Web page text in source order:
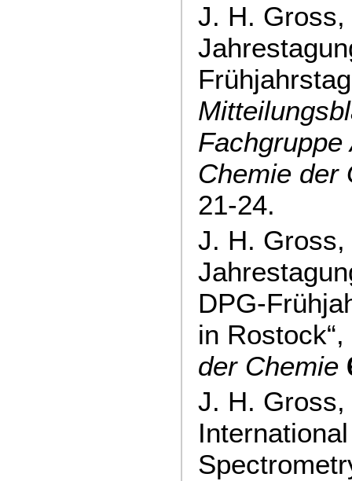
J. H.
Chemie der
21-24.
J. H. Gross,
DPG-
in Rostock“,
der Chemie
J. H. Gross,